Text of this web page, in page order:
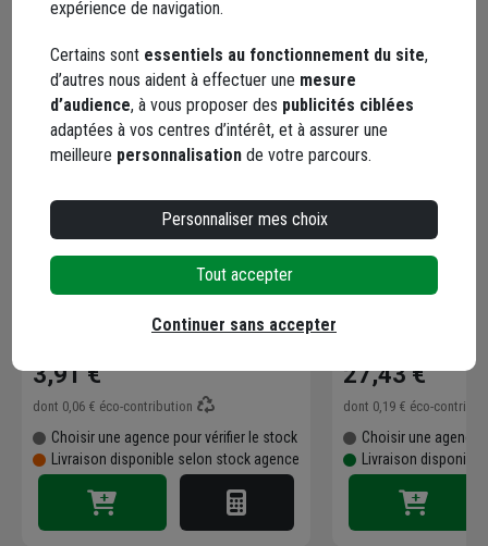
Ciseau de maçon Obra largeur 23
mm longueur 350 mm
3,91 €
dont 0,06 € éco-contribution
Choisir une agence pour vérifier le stock
Livraison disponible selon stock agence
Equerre de
27,43 €
dont 0,19 € éco-
Choisir une agence
Livraison disponible
expérience de navigation.
Certains sont essentiels au fonctionnement du site,
d’autres nous aident à effectuer une mesure
d’audience, à vous proposer des publicités ciblées
adaptées à vos centres d’intérêt, et à assurer une
meilleure personnalisation de votre parcours.
Personnaliser mes choix
Tout accepter
Continuer sans accepter